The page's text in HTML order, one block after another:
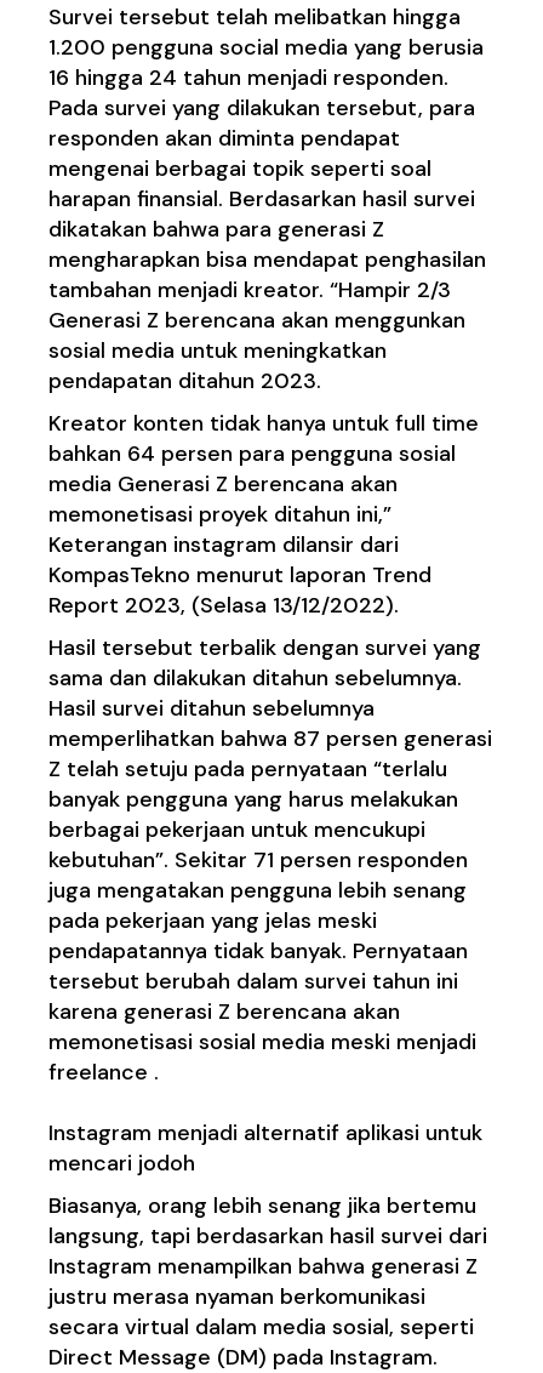
Survei tersebut telah melibatkan hingga
1.200 pengguna social media yang berusia
16 hingga 24 tahun menjadi responden.
Pada survei yang dilakukan tersebut, para
responden akan diminta pendapat
mengenai berbagai topik seperti soal
harapan finansial. Berdasarkan hasil survei
dikatakan bahwa para generasi Z
mengharapkan bisa mendapat penghasilan
tambahan menjadi kreator. “Hampir 2/3
Generasi Z berencana akan menggunkan
sosial media untuk meningkatkan
pendapatan ditahun 2023.
Kreator konten tidak hanya untuk full time
bahkan 64 persen para pengguna sosial
media Generasi Z berencana akan
memonetisasi proyek ditahun ini,”
Keterangan instagram dilansir dari
KompasTekno menurut laporan Trend
Report 2023, (Selasa 13/12/2022).
Hasil tersebut terbalik dengan survei yang
sama dan dilakukan ditahun sebelumnya.
Hasil survei ditahun sebelumnya
memperlihatkan bahwa 87 persen generasi
Z telah setuju pada pernyataan “terlalu
banyak pengguna yang harus melakukan
berbagai pekerjaan untuk mencukupi
kebutuhan”. Sekitar 71 persen responden
juga mengatakan pengguna lebih senang
pada pekerjaan yang jelas meski
pendapatannya tidak banyak. Pernyataan
tersebut berubah dalam survei tahun ini
karena generasi Z berencana akan
memonetisasi sosial media meski menjadi
freelance .
Instagram menjadi alternatif aplikasi untuk
mencari jodoh
Biasanya, orang lebih senang jika bertemu
langsung, tapi berdasarkan hasil survei dari
Instagram menampilkan bahwa generasi Z
justru merasa nyaman berkomunikasi
secara virtual dalam media sosial, seperti
Direct Message (DM) pada Instagram.